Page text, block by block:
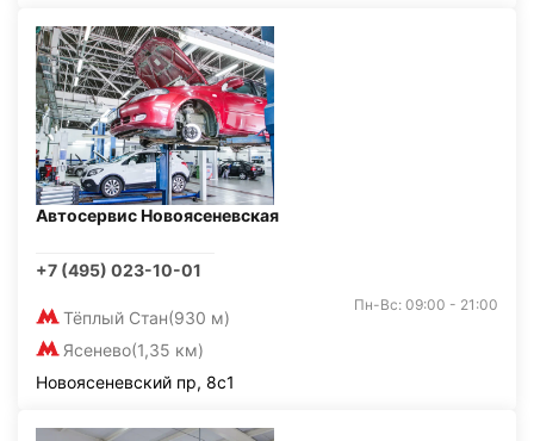
Автосервис Новоясеневская
+7 (495) 023-10-01
Тёплый Стан(930 м)
Ясенево(1,35 км)
Пн-Вс: 09:00 - 21:00
Новоясеневский пр, 8с1